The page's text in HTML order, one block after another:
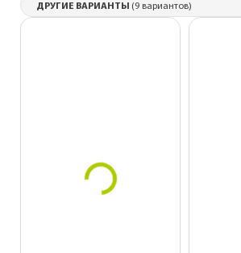
ДРУГИЕ ВАРИАНТЫ (9 вариантов)